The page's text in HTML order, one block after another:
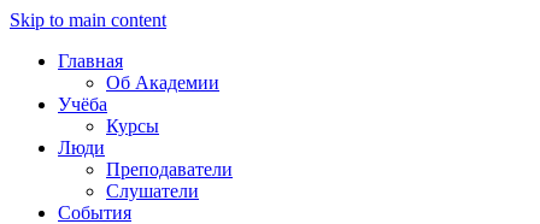
Skip to main content
Главная
Об Академии
Учёба
Курсы
Люди
Преподаватели
Слушатели
События